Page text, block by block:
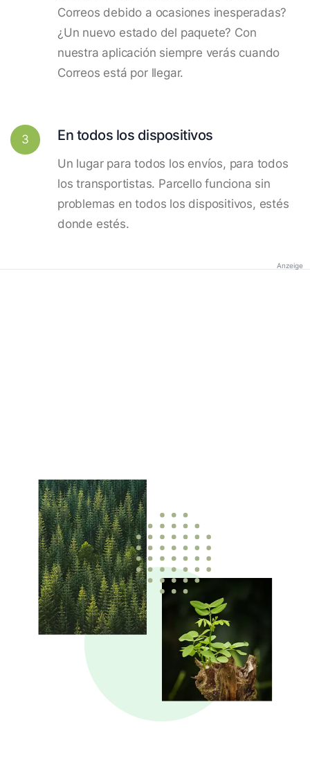
Correos debido a ocasiones inesperadas?
¿Un nuevo estado del paquete? Con
nuestra aplicación siempre verás cuando
Correos está por llegar.
3 En todos los dispositivos
Un lugar para todos los envíos, para todos
los transportistas. Parcello funciona sin
problemas en todos los dispositivos, estés
donde estés.
Anzeige